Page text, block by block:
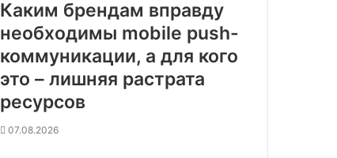
г
н
а
ц
и
о
о
Каким брендам вправду
необходимы mobile push-
коммуникации, а для кого
это – лишняя растрата
ресурсов
07.08.2026